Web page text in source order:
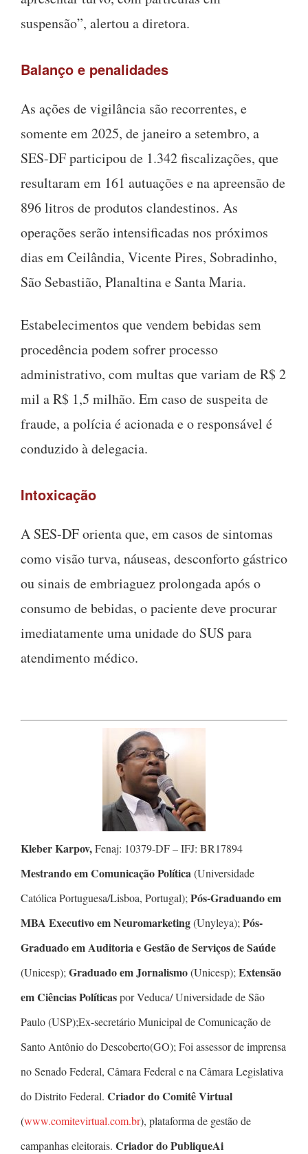
suspensão”, alertou a diretora.
Balanço e penalidades
As ações de vigilância são recorrentes, e
somente em 2025, de janeiro a setembro, a
SES-DF participou de 1.342 fiscalizações, que
resultaram em 161 autuações e na apreensão de
896 litros de produtos clandestinos. As
operações serão intensificadas nos próximos
dias em Ceilândia, Vicente Pires, Sobradinho,
São Sebastião, Planaltina e Santa Maria.
Estabelecimentos que vendem bebidas sem
procedência podem sofrer processo
administrativo, com multas que variam de R$ 2
mil a R$ 1,5 milhão. Em caso de suspeita de
fraude, a polícia é acionada e o responsável é
conduzido à delegacia.
Intoxicação
A SES-DF orienta que, em casos de sintomas
como visão turva, náuseas, desconforto gástrico
ou sinais de embriaguez prolongada após o
consumo de bebidas, o paciente deve procurar
imediatamente uma unidade do SUS para
atendimento médico.
Kleber Karpov,Fenaj: 10379-DF – IFJ: BR17894
Mestrando em Comunicação Política(Universidade
Católica Portuguesa/Lisboa, Portugal); Pós-Graduando em
MBA Executivo em Neuromarketing(Unyleya); Pós-
Graduado em Auditoria e Gestão de Serviços de Saúde
(Unicesp); Graduado em Jornalismo(Unicesp); Extensão
em Ciências Políticaspor Veduca/ Universidade de São
Paulo (USP);Ex-secretário Municipal de Comunicação de
Santo Antônio do Descoberto(GO); Foi assessor de imprensa
no Senado Federal, Câmara Federal e na Câmara Legislativa
do Distrito Federal. Criador do Comitê Virtual
(www.comitevirtual.com.br), plataforma de gestão de
campanhas eleitorais. Criador do PubliqueAi